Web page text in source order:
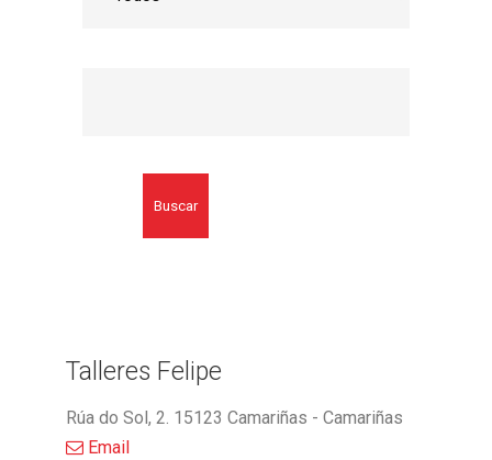
Buscar
Talleres Felipe
Rúa do Sol, 2. 15123 Camariñas - Camariñas
Email